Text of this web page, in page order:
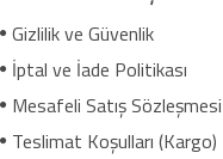
Gizlilik ve Güvenlik
İptal ve İade Politikası
Mesafeli Satış Sözleşmesi
Teslimat Koşulları (Kargo)